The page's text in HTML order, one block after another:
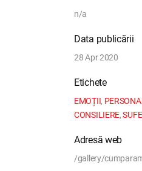
n/a
Data publicării
28 Apr 2020
Etichete
EMOȚII,
CONSILIERE,
Adresă web
/gallery/